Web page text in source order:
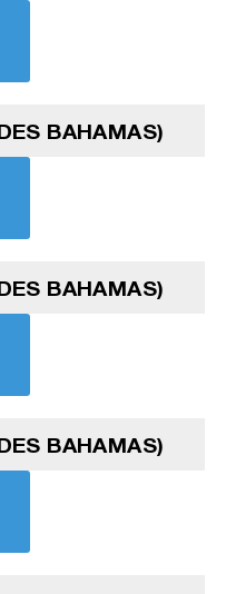
BAHAMAS)
BAHAMAS)
BAHAMAS)